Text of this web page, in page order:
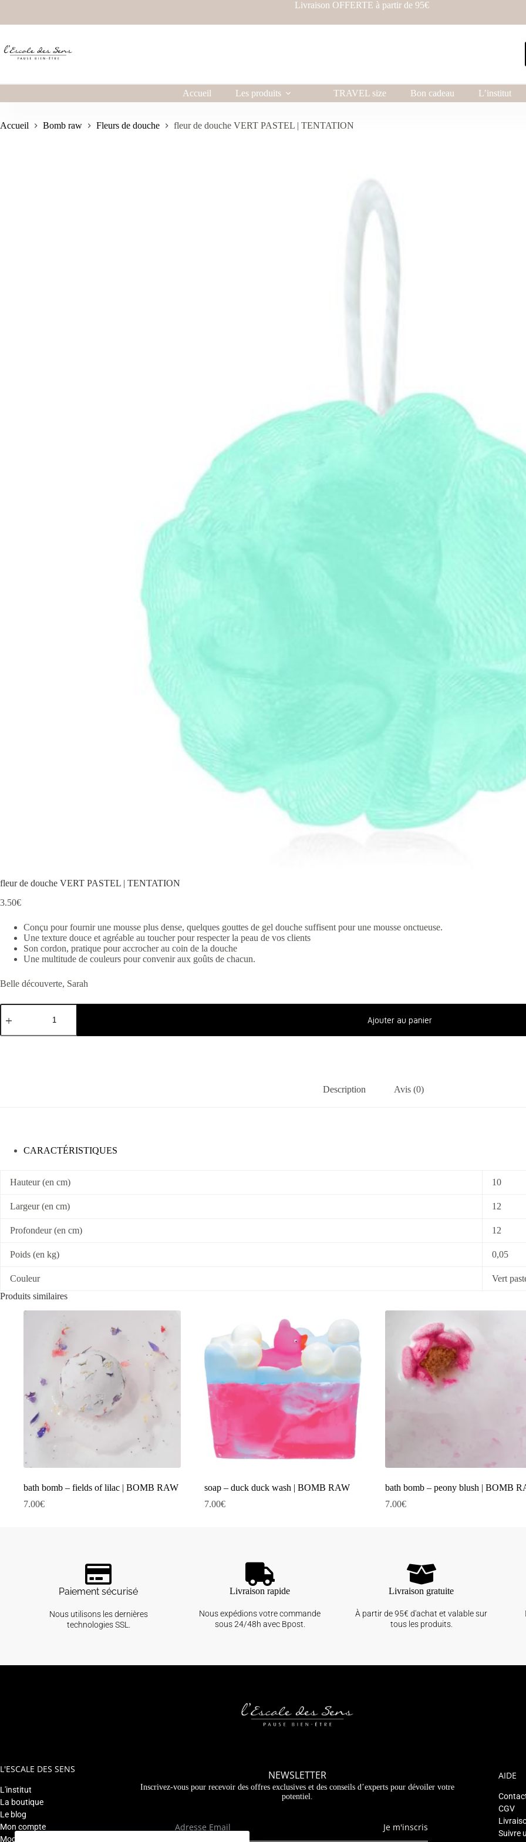
Livraison OFFERTE à partir de 95€
Accueil Les produits TRAVEL size Bon cadeau L’institut
Accueil Bomb raw Fleurs de douche fleur de douche VERT PASTEL | TENTATION
fleur de douche VERT PASTEL | TENTATION
3.50€
Conçu pour fournir une mousse plus dense, quelques gouttes de gel douche suffisent pour une mousse onctueuse.
Une texture douce et agréable au toucher pour respecter la peau de vos clients
Son cordon, pratique pour accrocher au coin de la douche
Une multitude de couleurs pour convenir aux goûts de chacun.
Belle découverte, Sarah
Ajouter au panier
Description Avis (0)
CARACTÉRISTIQUES
Hauteur (en cm) 10
Largeur (en cm) 12
Profondeur (en cm) 12
Poids (en kg) 0,05
Couleur
Vert
Produits similaires
bath bomb – fields of lilac | BOMB RAW
7.00€
soap – duck duck wash | BOMB RAW
7.00€
bath bomb – peony blush | BOMB
7.00€
Paiement sécurisé
Nous utilisons les dernières
technologies SSL.
Livraison rapide
Nous expédions votre commande
sous 24/48h avec Bpost.
Livraison gratuite
À partir de 95€ d'achat et valable sur
tous les produits.
L'ESCALE DES SENS
L'institut
La boutique
Le blog
Mon compte
Modifier mon rendez-vous
NEWSLETTER
Inscrivez-vous pour recevoir des offres exclusives et des conseils d’experts pour dévoiler votre
potentiel.
Je m'inscris
AIDE
CGV
Suivre